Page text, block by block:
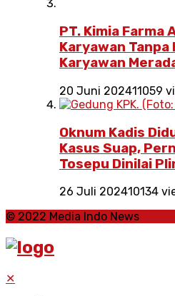
PT. Kimia Farma
Karyawan Tanpa
Karyawan
20 Juni 202411059
Oknum Kadis
Kasus Suap,
Tosepu Dinilai
26 Juli 202410134
© 2022 Media Indo News
✕